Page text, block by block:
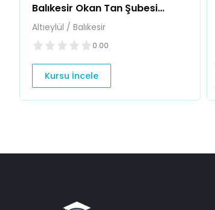
Balıkesir Okan Tan Şubesi
Sürücü Kursu
Altıeylül / Balıkesir
0.00
Kursu İncele